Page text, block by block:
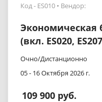
Код - ES010 Вендор:
Экономическая
(вкл. ES020,
Очно/Дистанционно
05 - 16 Октября 2026 г.
109 900 руб.